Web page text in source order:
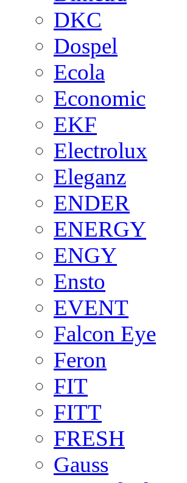
DKC
Dospel
Ecola
Economic
EKF
Electrolux
Eleganz
ENDER
ENERGY
ENGY
Ensto
EVENT
Falcon Eye
Feron
FIT
FITT
FRESH
Gauss